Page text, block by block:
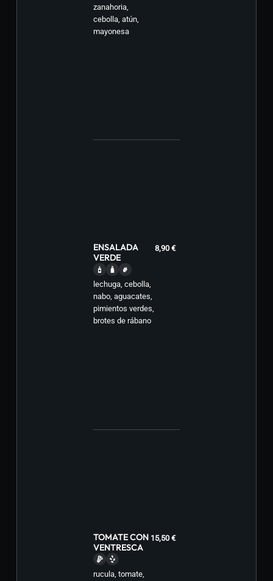
zanahoria,
cebolla, atún,
mayonesa
ENSALADA
VERDE
lechuga, cebolla,
nabo, aguacates,
pimientos verdes,
brotes de rábano
8,90 €
TOMATE CON
VENTRESCA
rucula, tomate,
15,50 €